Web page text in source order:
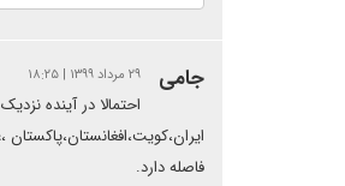
جامی ۲۹ مرداد ۱۳۹۹ | ۱۸:۲۵
احتمالا در آینده
فاصله دارد.